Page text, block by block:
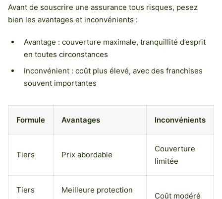
Avant de souscrire une assurance tous risques, pesez
bien les avantages et inconvénients :
Avantage : couverture maximale, tranquillité d’esprit
en toutes circonstances
Inconvénient : coût plus élevé, avec des franchises
souvent importantes
Formule Avantages Inconvénients
Tiers Prix abordable
Couverture
limitée
Tiers
Meilleure protection
Coût modéré